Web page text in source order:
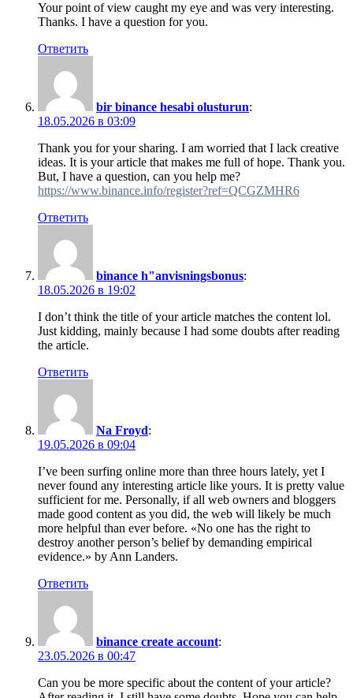
Your point of view caught my eye and was very interesting.
Thanks. I have a question for you.
Ответить
bir binance hesabi olusturun:
18.05.2026 в 03:09
Thank you for your sharing. I am worried that I lack creative
ideas. It is your article that makes me full of hope. Thank you.
But, I have a question, can you help me?
https://www.binance.info/register?ref=QCGZMHR6
Ответить
binance h"anvisningsbonus:
18.05.2026 в 19:02
I don’t think the title of your article matches the content lol.
Just kidding, mainly because I had some doubts after reading
the article.
Ответить
Na Froyd:
19.05.2026 в 09:04
I’ve been surfing online more than three hours lately, yet I
never found any interesting article like yours. It is pretty value
sufficient for me. Personally, if all web owners and bloggers
made good content as you did, the web will likely be much
more helpful than ever before. «No one has the right to
destroy another person’s belief by demanding empirical
evidence.» by Ann Landers.
Ответить
binance create account:
23.05.2026 в 00:47
Can you be more specific about the content of your article?